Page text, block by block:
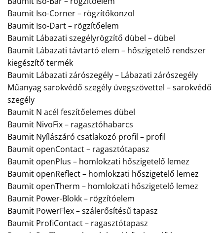
Baumit Iso-Corner – rögzítőkonzol
Baumit Iso-Dart – rögzítőelem
Baumit Lábazati szegélyrögzítő dübel – dübel
Baumit Lábazati távtartó elem – hőszigetelő rendszer
kiegészítő termék
Baumit Lábazati zárószegély – Lábazati zárószegély
Műanyag sarokvédő szegély üvegszövettel – sarokvédő
szegély
Baumit N acél feszítőelemes dübel
Baumit NivoFix – ragasztóhabarcs
Baumit Nyílászáró csatlakozó profil – profil
Baumit openContact – ragasztótapasz
Baumit openPlus – homlokzati hőszigetelő lemez
Baumit openReflect – homlokzati hőszigetelő lemez
Baumit openTherm – homlokzati hőszigetelő lemez
Baumit Power-Blokk – rögzítóelem
Baumit PowerFlex – szálerősítésű tapasz
Baumit ProfiContact – ragasztótapasz